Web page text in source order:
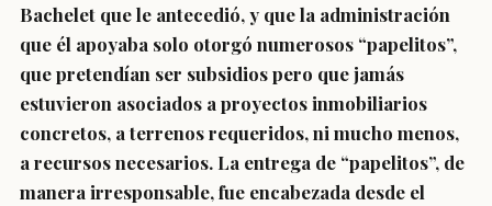
Bachelet que le antecedió, y que la administración
que él apoyaba solo otorgó numerosos “papelitos”,
que pretendían ser subsidios pero que jamás
estuvieron asociados a proyectos inmobiliarios
concretos, a terrenos requeridos, ni mucho menos,
a recursos necesarios. La entrega de “papelitos”, de
manera irresponsable, fue encabezada desde el